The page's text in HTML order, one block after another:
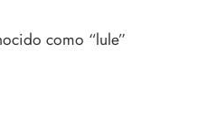
como “lule”